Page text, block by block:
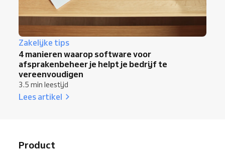
Zakelijke tips
4 manieren waarop software voor
afsprakenbeheer je helpt je bedrijf te
vereenvoudigen
3.5 min leestijd
Lees artikel
Product